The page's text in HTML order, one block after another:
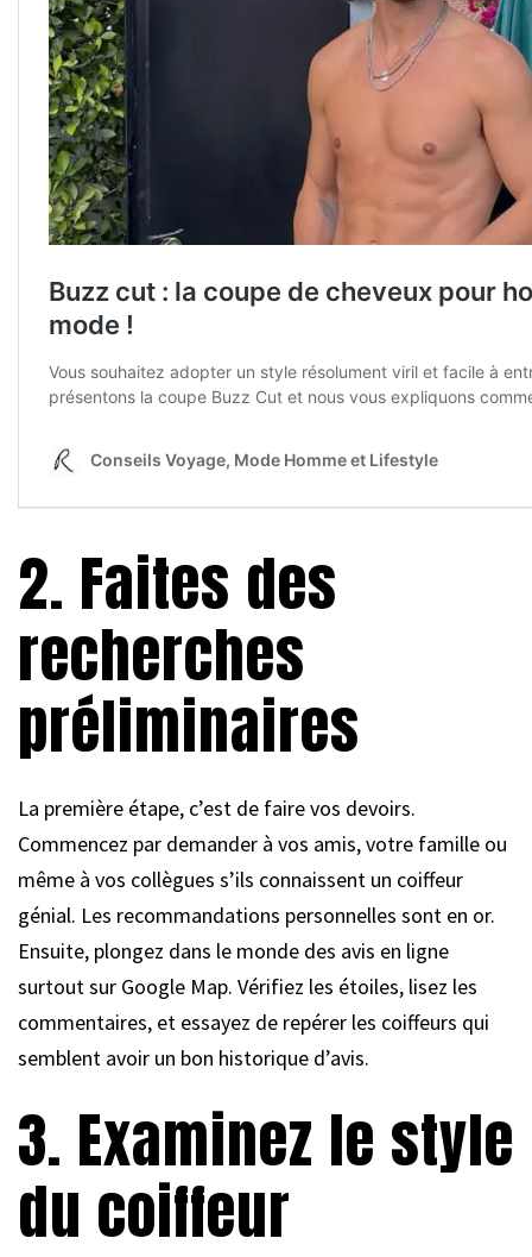
2. Faites des
recherches
préliminaires
La première étape, c’est de faire vos devoirs.
Commencez par demander à vos amis, votre famille ou
même à vos collègues s’ils connaissent un coiffeur
génial. Les recommandations personnelles sont en or.
Ensuite, plongez dans le monde des avis en ligne
surtout sur Google Map. Vérifiez les étoiles, lisez les
commentaires, et essayez de repérer les coiffeurs qui
semblent avoir un bon historique d’avis.
3. Examinez le style
du coiffeur